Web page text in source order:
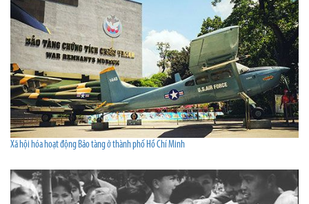
Xã hội hóa hoạt động Bảo tàng ở thành phố Hồ Chí Minh